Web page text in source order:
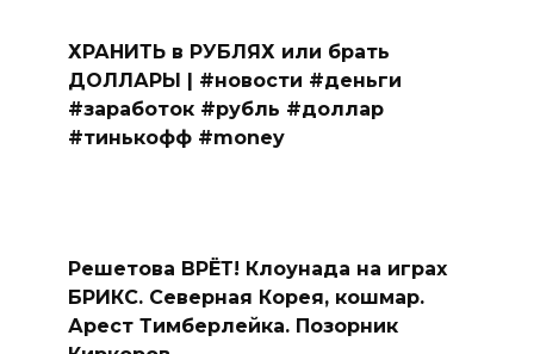
ХРАНИТЬ в РУБЛЯХ или брать
ДОЛЛАРЫ | #новости #деньги
#заработок #рубль #доллар
#тинькофф #money
Решетова ВРЁТ! Клоунада на играх
БРИКС. Северная Корея, кошмар.
Арест Тимберлейка. Позорник